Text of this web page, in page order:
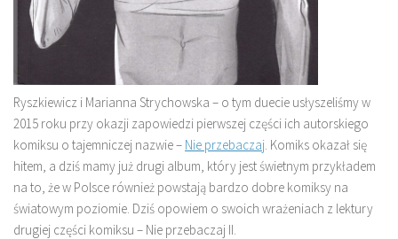
Ryszkiewicz i Marianna Strychowska – o tym duecie usłyszeliśmy w
2015 roku przy okazji zapowiedzi pierwszej części ich autorskiego
komiksu o tajemniczej nazwie – Nie przebaczaj. Komiks okazał się
hitem, a dziś mamy już drugi album, który jest świetnym przykładem
na to, że w Polsce również powstają bardzo dobre komiksy na
światowym poziomie. Dziś opowiem o swoich wrażeniach z lektury
drugiej części komiksu – Nie przebaczaj II.